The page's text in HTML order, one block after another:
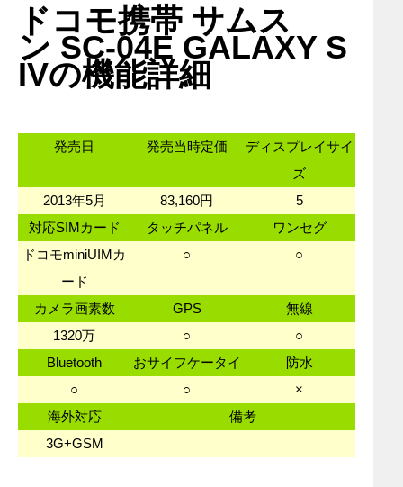
ドコモ携帯 サムス
ン SC-04E GALAXY S
IVの機能詳細
発売日 発売当時定価
ディスプレイサイ
ズ
2013年5月
83,160円
5
対応SIMカード
タッチパネル
ワンセグ
ドコモminiUIMカ
ード
○ ○
カメラ画素数 GPS
無線
1320万
○
○
Bluetooth
おサイフケータイ
防水
○
○
×
海外対応
備考
3G+GSM